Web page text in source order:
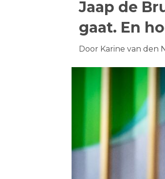
Jaap de
gaat. En
Door Karine van den